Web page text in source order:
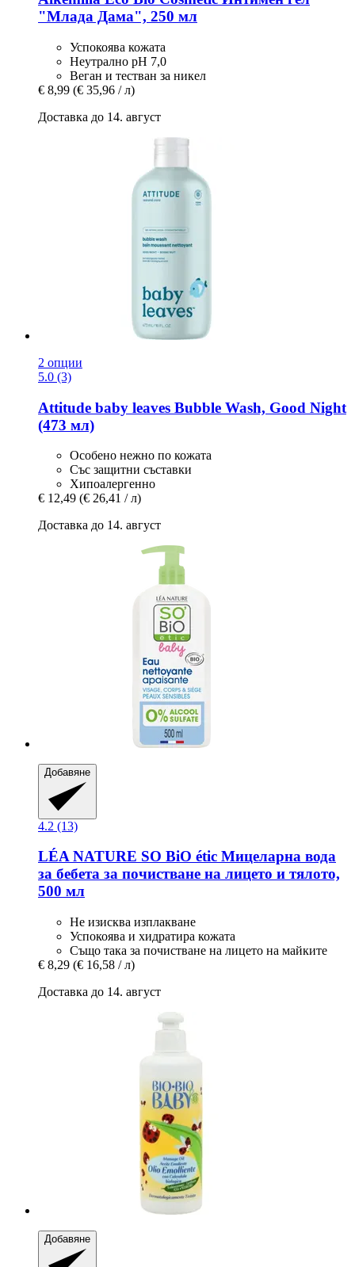
"Млада Дама", 250 мл
Успокоява кожата
Неутрално рН 7,0
Веган и тестван за никел
€ 8,99 (€ 35,96 / л)
Доставка до 14. август
2 опции
5.0 (3)
Attitude baby leaves Bubble Wash, Good Night
(473 мл)
Особено нежно по кожата
Със защитни съставки
Хипоалергенно
€ 12,49 (€ 26,41 / л)
Доставка до 14. август
Добавяне
4.2 (13)
LÉA NATURE SO BiO étic Мицеларна вода
за бебета за почистване на лицето и тялото,
500 мл
Не изисква изплакване
Успокоява и хидратира кожата
Също така за почистване на лицето на майките
€ 8,29 (€ 16,58 / л)
Доставка до 14. август
Добавяне